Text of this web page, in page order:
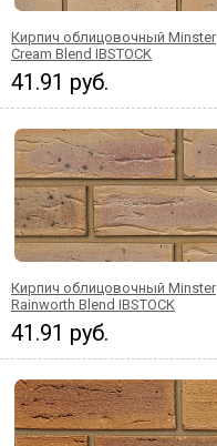
Кирпич облицовочный Minster
Cream Blend IBSTOCK
41.91 руб.
Кирпич облицовочный Minster
Rainworth Blend IBSTOCK
41.91 руб.